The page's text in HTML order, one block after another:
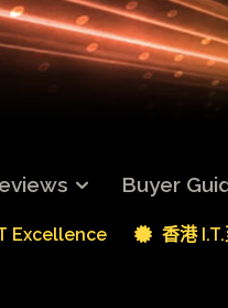
Buyer
Excellence 香港